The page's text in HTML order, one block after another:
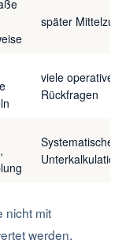
später
viele operative
Rückfragen
Systematische
Unterkalkulation
nicht mit
werden.